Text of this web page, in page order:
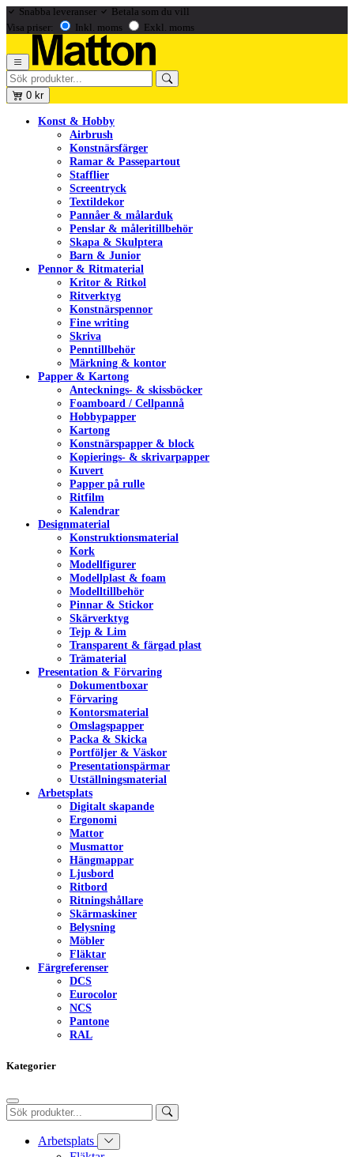
Snabba leveranser
Betala som du vill
Visa priser:
Inkl. moms Exkl. moms
0 kr
Konst & Hobby
Airbrush
Konstnärsfärger
Ramar & Passepartout
Stafflier
Screentryck
Textildekor
Pannåer & målarduk
Penslar & måleritillbehör
Skapa & Skulptera
Barn & Junior
Pennor & Ritmaterial
Kritor & Ritkol
Ritverktyg
Konstnärspennor
Fine writing
Skriva
Penntillbehör
Märkning & kontor
Papper & Kartong
Antecknings- & skissböcker
Foamboard / Cellpannå
Hobbypapper
Kartong
Konstnärspapper & block
Kopierings- & skrivarpapper
Kuvert
Papper på rulle
Ritfilm
Kalendrar
Designmaterial
Konstruktionsmaterial
Kork
Modellfigurer
Modellplast & foam
Modelltillbehör
Pinnar & Stickor
Skärverktyg
Tejp & Lim
Transparent & färgad plast
Trämaterial
Presentation & Förvaring
Dokumentboxar
Förvaring
Kontorsmaterial
Omslagspapper
Packa & Skicka
Portföljer & Väskor
Presentationspärmar
Utställningsmaterial
Arbetsplats
Digitalt skapande
Ergonomi
Mattor
Musmattor
Hängmappar
Ljusbord
Ritbord
Ritningshållare
Skärmaskiner
Belysning
Möbler
Fläktar
Färgreferenser
DCS
Eurocolor
NCS
Pantone
RAL
Kategorier
Arbetsplats